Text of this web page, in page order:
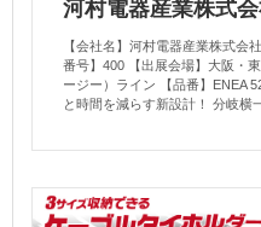
河村電器産業株式
【会社名】河村電器産業株式会
番号】400 【出展会場】大阪・
ージー）ライン 【品番】ENEA
と時間を減らす新設計！ 分岐横